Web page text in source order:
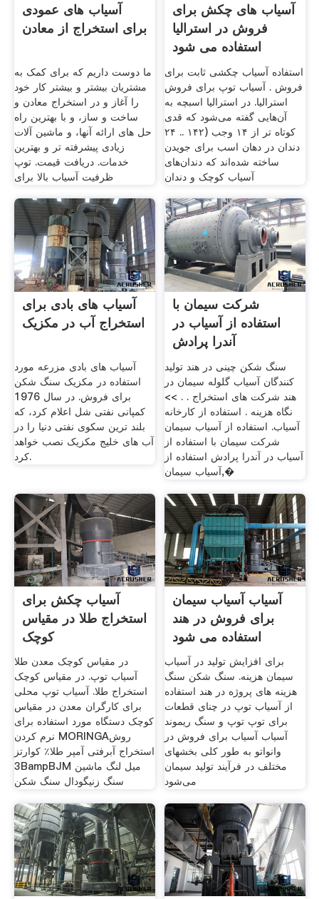
آسیاب های عمودی
برای استخراج از معادن
ما دوست داریم که برای کمک به
مشتریان بیشتر و بیشتر کار خود
را آغاز و در استخراج معادن و
ساخت و ساز، و با بهترین راه
حل های ارائه آنها، و ماشین آلات
زیادی پیشرفته تر و بهترین
خدمات. دریافت قیمت. توپ
ظرفیت آسیاب بالا برای
آسیاب های چکش برای
فروش در استرالیا
استفاده می شود
استفاده آسیاب چکشی ثابت برای
فروش . آسیاب توپ برای فروش
استرالیا. در استرالیا اسبچه به
آن‌هایی گفته می‌شود که قدی
کوتاه تر از ۱۴ وجب (۱۴۲ .. ۲۴
دندان در دهان اسب برای جویدن
ساخته شده‌اند که دندان‌های
آسیاب کوچک و دندان
آسیاب های بادی برای
استخراج آب در مکزیک
آسیاب های بادی مزرعه مورد
استفاده در مکزیک سنگ شکن
برای فروش. در سال 1976
کمپانی نفتی شل اعلام کرد، که
بلند ترین سکوی نفتی دنیا را در
آب های خلیج مکزیک نصب خواهد
کرد.
شرکت سیمان با
استفاده از آسیاب در
آندرا پرادش
سنگ شکن چینی در هند تولید
کنندگان آسیاب گلوله سیمان در
هند شرکت های استخراج . . >>
نگاه هزینه . استفاده از کارخانه
آسیاب. استفاده از آسیاب سیمان
شرکت سیمان با استفاده از
آسیاب در آندرا پرادش استفاده از
آسیاب سیمان,�
آسیاب چکش برای
استخراج طلا در مقیاس
کوچک
در مقیاس کوچک معدن طلا
آسیاب توپ. در مقیاس کوچک
استخراج طلا. آسیاب توپ محلی
برای کارگران معدن در مقیاس
کوچک دستگاه مورد استفاده برای
نرم کردن MORINGAروش
استخراج آبرفتی آمپر طلا٪ کوارتز
3BampBJM میل لنگ ماشین
سنگ زنیگودال سنگ شکن
آسیاب آسیاب سیمان
برای فروش در هند
استفاده می شود
برای افزایش تولید در آسیاب
سیمان هزینه. سنگ شکن سنگ
هزینه های پروژه در هند استفاده
از آسیاب توپ در چنای قطعات
برای توپ توپ و سنگ ریموند
آسیاب آسیاب برای فروش در
وانواتو به طور کلی بخشهای
مختلف در فرآیند تولید سیمان
می‌شود